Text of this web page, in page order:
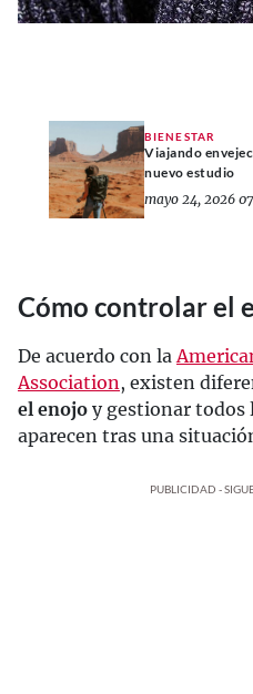
BIENESTAR
Viajando
nuevo estudio
mayo 24, 2026
Cómo controlar el
De acuerdo con la
Association, existen
el enojo y gestionar todos
aparecen tras una
PUBLICIDAD -